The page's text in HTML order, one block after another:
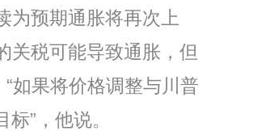
为预期通胀将再次上
关税可能导致通胀，但
如果将价格调整与川普
”，他说。